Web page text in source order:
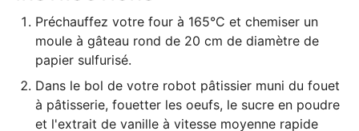
Préchauffez votre four à 165°C et chemiser un
moule à gâteau rond de 20 cm de diamètre de
papier sulfurisé.
Dans le bol de votre robot pâtissier muni du fouet
à pâtisserie, fouetter les oeufs, le sucre en poudre
et l'extrait de vanille à vitesse moyenne rapide